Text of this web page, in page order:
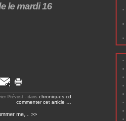
le mardi 16
Prévost - dans chroniques cd
commenter cet article
me,... >>